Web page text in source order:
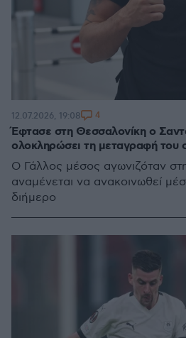
Έφτασε στη Θεσσαλονίκη ο
ολοκληρώσει τη μεταγραφή
Ο Γάλλος μέσος αγωνιζόταν
αναμένεται να ανακοινωθεί
διήμερο
12.07.2026, 19:08 4